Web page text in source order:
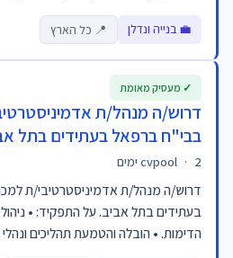
💼 בנייה ונדלן 📍 כל הארץ
דרוש/ה מנהל/ת
בבי"ח ברפאל בעתידים בתל
cvpool · 2 ימים
דרוש/ה מנהל/ת אדמיניסטרטיבי/ת
בעתידים בתל אביב. על התפקיד: •
הדימות. • הובלה והטמעת תהליכים
✓ מעסיק מאומת